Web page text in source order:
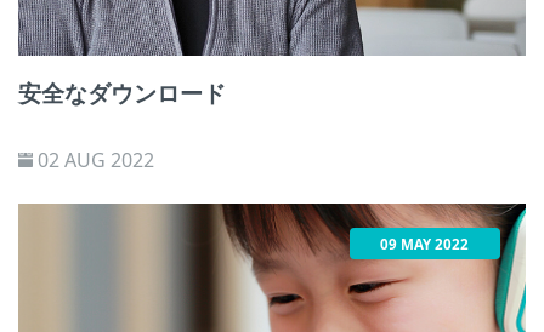
安全なダウンロード
02 AUG 2022
09 MAY 2022